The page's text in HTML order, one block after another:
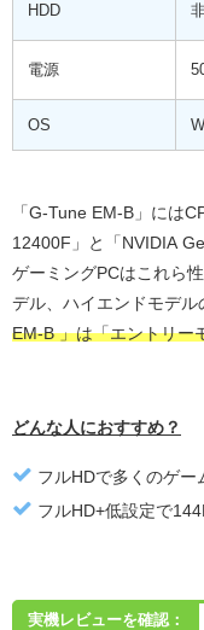
HDD
電源
OS
「G-Tune EM-B」には
12400F」と「NVIDIA
ゲーミングPCはこれら
デル、ハイエンドモデル
EM-B 」は「エントリー
どんな人におすすめ？
フルHDで多くのゲー
フルHD+低設定で
実機レビューを確認：